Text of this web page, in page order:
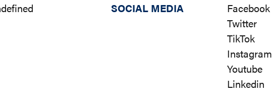
SOCIAL MEDIA
Facebook
Twitter
TikTok
Instagram
Youtube
Linkedin